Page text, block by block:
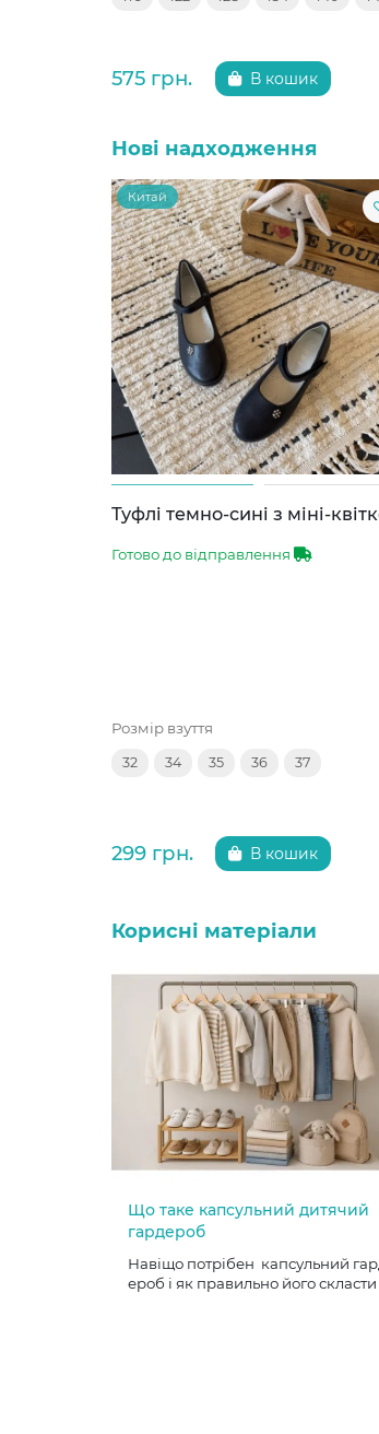
575 грн. В кошик
Нові надходження
Китай
Туфлі темно-сині з міні-
Готово до відправлення
Розмір взуття
32 34 35 36 37
299 грн. В кошик
Корисні матеріали
Що таке капсульний дитячий
гардероб
Навіщо потрібен капсульний
ероб і як правильно його скласти